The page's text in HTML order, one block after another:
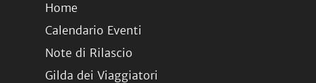
Home
Calendario Eventi
Note di Rilascio
Gilda dei Viaggiatori